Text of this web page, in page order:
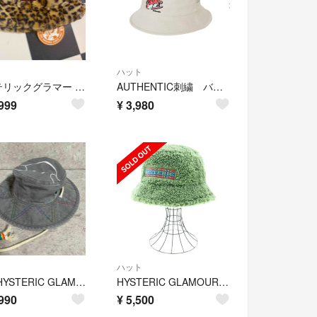
ヒステリックグラマー ヒョウ柄 ファー ハット
ハット
AUTHENTIC刺繍 バケハ ベージュ M
¥3,980
レア HYSTERIC GLAMOUR KINKY SLICK ストラップハット
ハット
HYSTERIC GLAMOUR ヒステリックグラマー ハット F 緑 【古着】【中古】
¥5,500